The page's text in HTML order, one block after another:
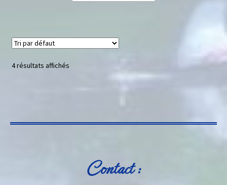
4 résultats affichés
Contact :